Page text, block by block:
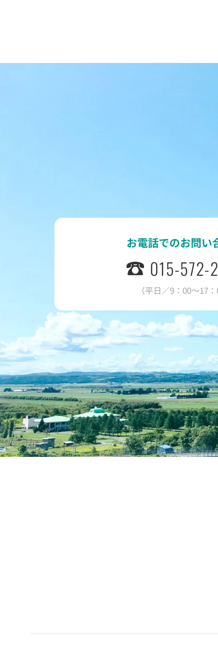
お電話でのお問い
015-572-
（平日／9：00～17